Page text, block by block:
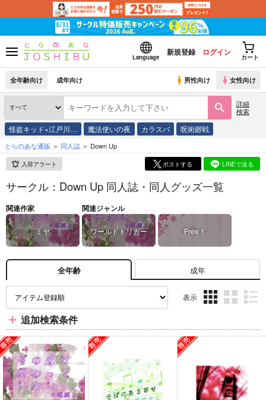
Language
新規登録 ログイン
カート
全年齢向け 成年向け 男性向け 女性向け
詳細
検索
怪盗キッド×江戸川… 魔法使いの夜 カラスバ 呪術廻戦
とらのあな通販 同人誌 Down Up
入荷アラート ポストする LINEで送る
サークル：Down Up 同人誌・同人グッズ一覧
関連作家
ミヤ
関連ジャンル
ワールドトリガー Free！
全年齢 成年
表示
ム
表
ム
表
ム
表
追加検索条件